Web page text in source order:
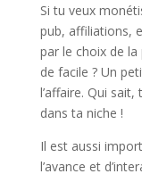
Si tu veux
pub, affiliations,
par le choix de
de facile ? Un
l’affaire. Qui
dans ta niche !
Il est aussi
l’avance et